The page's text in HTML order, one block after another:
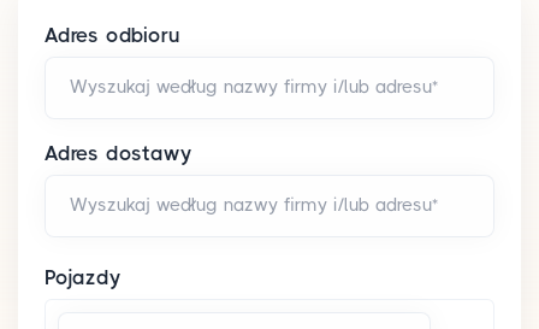
Adres odbioru
Wyszukaj według nazwy firmy i/lub adresu*
Adres dostawy
Wyszukaj według nazwy firmy i/lub adresu*
Pojazdy